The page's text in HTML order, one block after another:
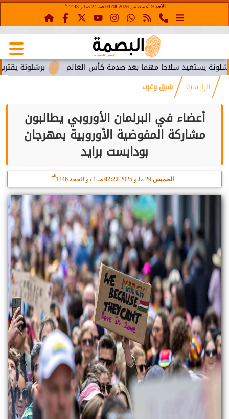
الأحد 9 أغسطس 2026 03:18 صـ 24 صفر 1448 هـ
برشلونة يقترب من يستعيد سلاحا مهما بعد صدمة كأس العالم
الرئيسية شرق وغرب
أعضاء في البرلمان الأوروبي يطالبون
مشاركة المفوضية الأوروبية بمهرجان
بودابست برايد
الخميس 29 مايو 2025 02:22 مـ 1 ذو الحجة 1446
هـ